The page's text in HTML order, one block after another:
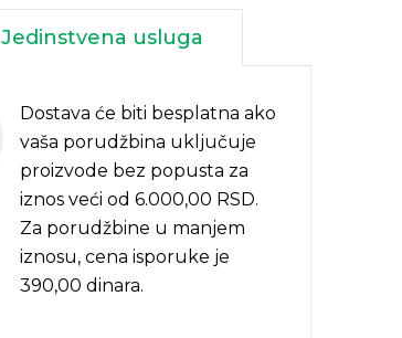
Jedinstvena usluga
Dostava će biti besplatna ako
vaša porudžbina uključuje
proizvode bez popusta za
iznos veći od 6.000,00 RSD.
Za porudžbine u manjem
iznosu, cena isporuke je
390,00 dinara.